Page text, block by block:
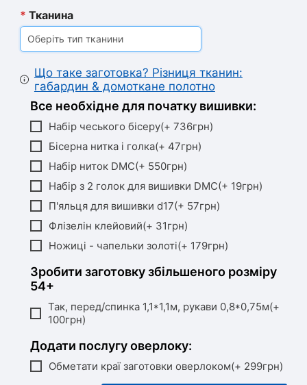
* Тканина
Оберіть тип тканини
Що таке заготовка? Різниця тканин:
габардин & домоткане полотно
Все необхідне для початку вишивки:
Набір чеського бісеру(+ 736грн)
Бісерна нитка і голка(+ 47грн)
Набір ниток DMC(+ 550грн)
Набір з 2 голок для вишивки DMC(+ 19грн)
П'яльця для вишивки d17(+ 57грн)
Флізелін клейовий(+ 31грн)
Ножиці - чапельки золоті(+ 179грн)
Зробити заготовку збільшеного розміру
54+
Так, перед/спинка 1,1*1,1м, рукави 0,8*0,75м(+
100грн)
Додати послугу оверлоку:
Обметати краї заготовки оверлоком(+ 299грн)